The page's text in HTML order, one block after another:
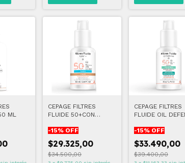
ML
CEPAGE FILTRES
FLUIDE 50+CON
-15% OFF
$29.325,00
$34.500,00
CEPAGE FILTRES
FLUIDE OIL
-15% OFF
$33.490,00
$39.400,00